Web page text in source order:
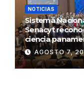
NOTICIAS
Sistema
Senacyt
ciencia
AGOSTO 7,